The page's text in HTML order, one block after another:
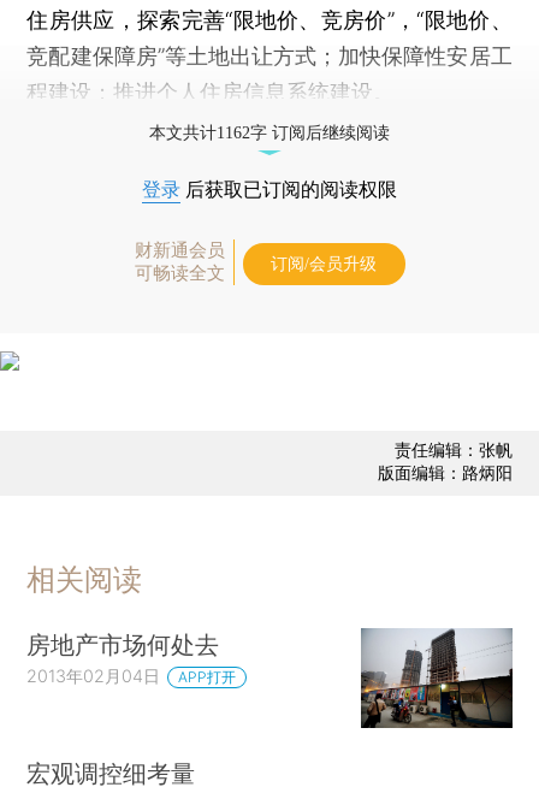
住房供应，探索完善“限地价、竞房价”，“限地价、
竞配建保障房”等土地出让方式；加快保障性安居工
程建设；推进个人住房信息系统建设。
本文共计1162字 订阅后继续阅读
登录 后获取已订阅的阅读权限
财新通会员
可畅读全文
订阅/会员升级
责任编辑：张帆
版面编辑：路炳阳
相关阅读
房地产市场何处去
2013年02月04日 APP打开
宏观调控细考量